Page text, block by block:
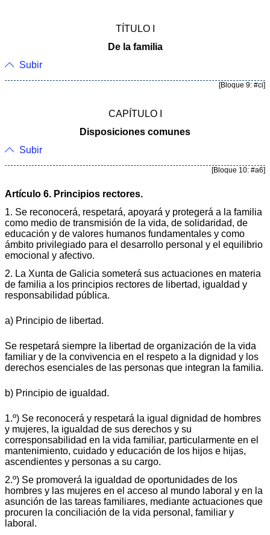
TÍTULO I
De la familia
Subir
[Bloque 9: #ci]
CAPÍTULO I
Disposiciones comunes
Subir
[Bloque 10: #a6]
Artículo 6. Principios rectores.
1. Se reconocerá, respetará, apoyará y protegerá a la familia
como medio de transmisión de la vida, de solidaridad, de
educación y de valores humanos fundamentales y como
ámbito privilegiado para el desarrollo personal y el equilibrio
emocional y afectivo.
2. La Xunta de Galicia someterá sus actuaciones en materia
de familia a los principios rectores de libertad, igualdad y
responsabilidad pública.
a) Principio de libertad.
Se respetará siempre la libertad de organización de la vida
familiar y de la convivencia en el respeto a la dignidad y los
derechos esenciales de las personas que integran la familia.
b) Principio de igualdad.
1.º) Se reconocerá y respetará la igual dignidad de hombres
y mujeres, la igualdad de sus derechos y su
corresponsabilidad en la vida familiar, particularmente en el
mantenimiento, cuidado y educación de los hijos e hijas,
ascendientes y personas a su cargo.
2.º) Se promoverá la igualdad de oportunidades de los
hombres y las mujeres en el acceso al mundo laboral y en la
asunción de las tareas familiares, mediante actuaciones que
procuren la conciliación de la vida personal, familiar y
laboral.